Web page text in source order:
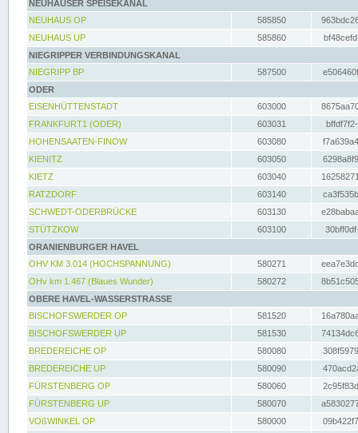
NEUHAUSER SPEISEKANAL
NEUHAUS OP
585850
NEUHAUS UP
585860
NIEGRIPPER VERBINDUNGSKANAL
NIEGRIPP BP
587500
ODER
EISENHÜTTENSTADT
603000
FRANKFURT1 (ODER)
603031
HOHENSAATEN-FINOW
603080
KIENITZ
603050
KIETZ
603040
RATZDORF
603140
SCHWEDT-ODERBRÜCKE
603130
STÜTZKOW
603100
ORANIENBURGER HAVEL
OHV KM 3.014 (HOCHSPANNUNG)
580271
OHv km 1.467 (Blaues Wunder)
580272
OBERE HAVEL-WASSERSTRASSE
BISCHOFSWERDER OP
581520
BISCHOFSWERDER UP
581530
BREDEREICHE OP
580080
BREDEREICHE UP
580090
FÜRSTENBERG OP
580060
FÜRSTENBERG UP
580070
VOßWINKEL OP
580000